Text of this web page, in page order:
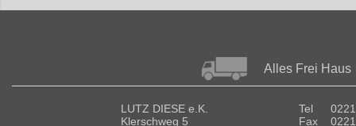
Alles Frei Haus
LUTZ DIESE e.K.
Klerschweg 5
Tel
Fax